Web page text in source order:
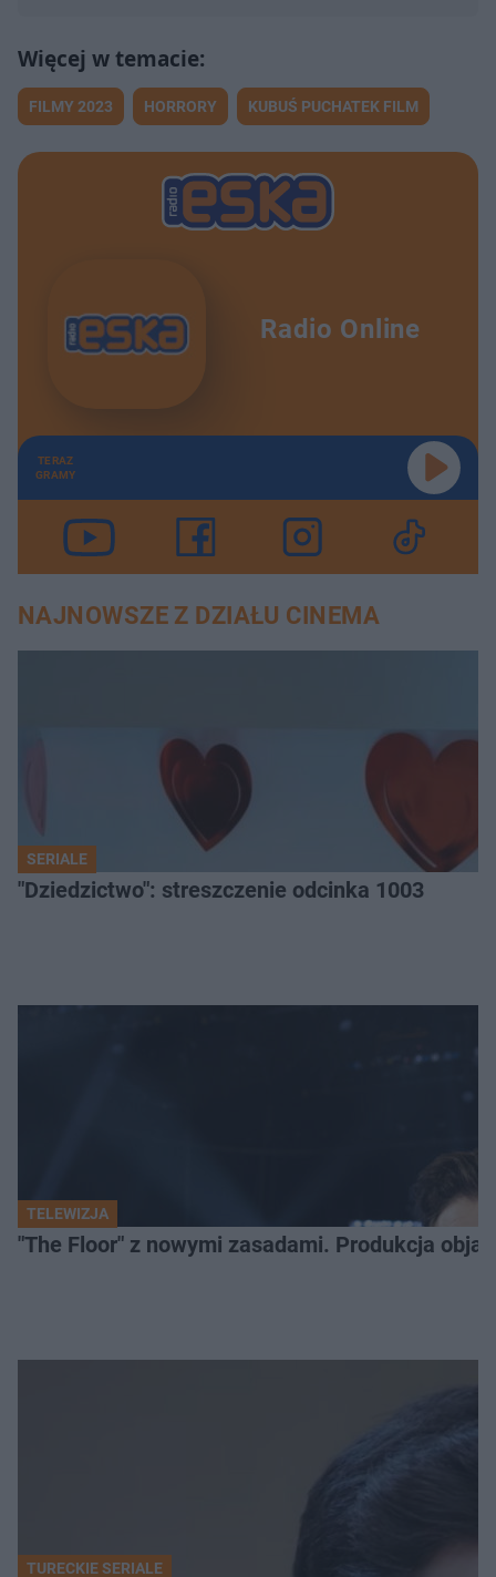
FILMY 2023 HORRORY KUBUŚ PUCHATEK FILM
Radio Online
TERAZ
GRAMY
NAJNOWSZE Z DZIAŁU CINEMA
SERIALE
"Dziedzictwo": streszczenie odcinka 1003
TELEWIZJA
"The Floor" z nowymi zasadami. Produkcja
TURECKIE SERIALE